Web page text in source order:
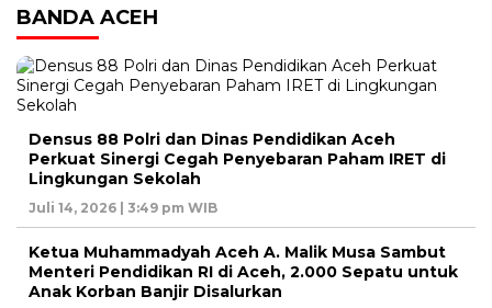
BANDA ACEH
Densus 88 Polri dan Dinas Pendidikan Aceh
Perkuat Sinergi Cegah Penyebaran Paham IRET di
Lingkungan Sekolah
Juli 14, 2026 | 3:49 pm WIB
Ketua Muhammadyah Aceh A. Malik Musa Sambut
Menteri Pendidikan RI di Aceh, 2.000 Sepatu untuk
Anak Korban Banjir Disalurkan